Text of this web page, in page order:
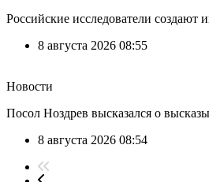
Российские исследователи создают
8 августа 2026 08:55
Новости
Посол Ноздрев высказался о
8 августа 2026 08:54